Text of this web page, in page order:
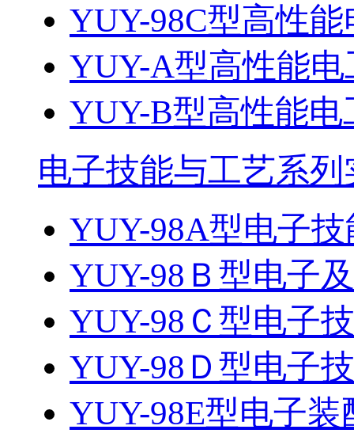
YUY-98C型高性
YUY-A型高性能
YUY-B型高性能
电子技能与工艺系
YUY-98A型电子
YUY-98Ｂ型电子
YUY-98Ｃ型电子
YUY-98Ｄ型电子
YUY-98E型电子